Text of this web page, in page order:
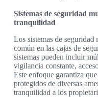
Sistemas de seguridad
tranquilidad
Los sistemas de
común en las cajas de
sistemas pueden incluir
vigilancia constante,
Este enfoque garantiza
protegidos de diversas
tranquilidad a los